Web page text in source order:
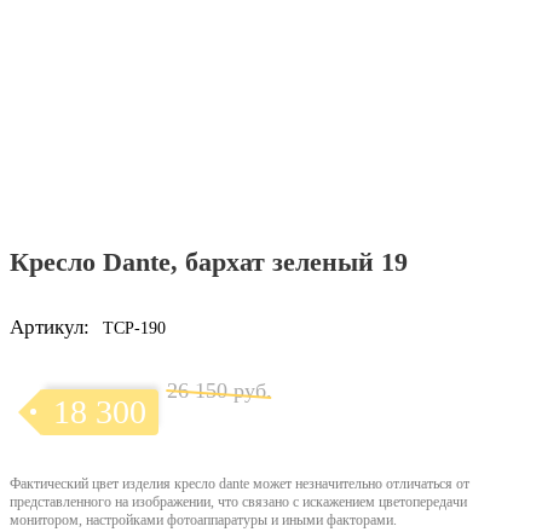
Кресло Dante, бархат зеленый 19
Артикул: TCP-190
18 300
26 150 руб.
Фактический цвет изделия кресло dante может незначительно отличаться от
представленного на изображении, что связано с искажением цветопередачи
монитором, настройками фотоаппаратуры и иными факторами.